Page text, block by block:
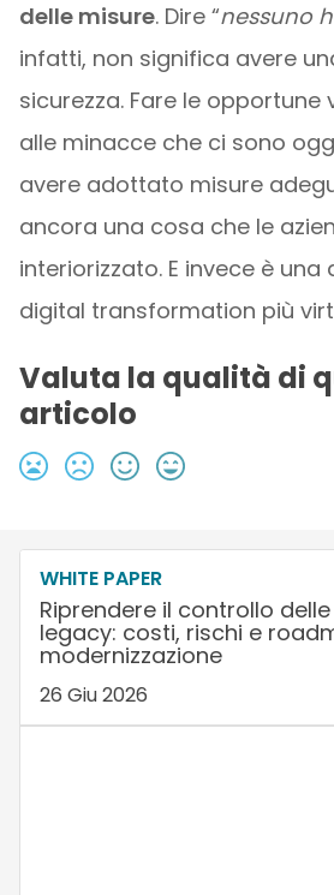
delle misure. Dire “nessuno
infatti, non significa avere
sicurezza. Fare le
alle minacce che ci sono
avere adottato misure
ancora una cosa che le
interiorizzato. E invece è una
digital transformation più
Valuta la qualità di
articolo
WHITE PAPER
Riprendere il controllo
legacy: costi, rischi e
modernizzazione
26 Giu 2026